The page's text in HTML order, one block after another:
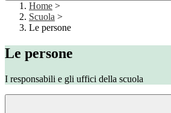
Home >
Scuola >
Le persone
Le persone
I responsabili e gli uffici della scuola